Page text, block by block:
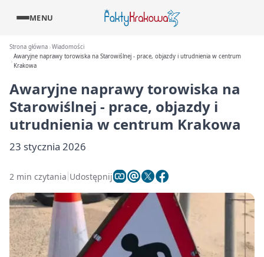
MENU
Strona główna Wiadomości
Awaryjne naprawy torowiska na Starowiślnej - prace, objazdy i utrudnienia w centrum
Krakowa
Awaryjne naprawy torowiska na
Starowiślnej - prace, objazdy i
utrudnienia w centrum Krakowa
23 stycznia 2026
2 min czytania Udostępnij